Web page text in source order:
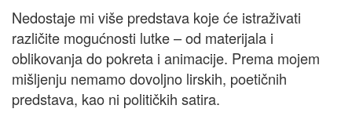
Nedostaje mi više predstava koje će istraživati
različite mogućnosti lutke – od materijala i
oblikovanja do pokreta i animacije. Prema mojem
mišljenju nemamo dovoljno lirskih, poetičnih
predstava, kao ni političkih satira.